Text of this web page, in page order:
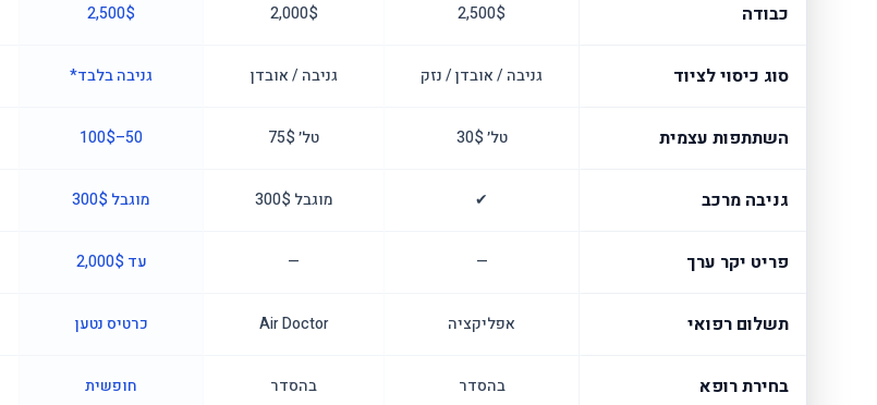
כבודה 2,500$
2,000$
2,500$
סוג כיסוי לציוד גניבה / אובדן / נזק גניבה / אובדן גניבה בלבד*
השתתפות עצמית טל׳ 30$ טל׳ 75$ 50–100$
גניבה מרכב ✔ מוגבל 300$ מוגבל 300$
פריט יקר ערך —
— עד 2,000$
תשלום רפואי אפליקציה Air Doctor כרטיס נטען
בחירת רופא בהסדר בהסדר חופשית